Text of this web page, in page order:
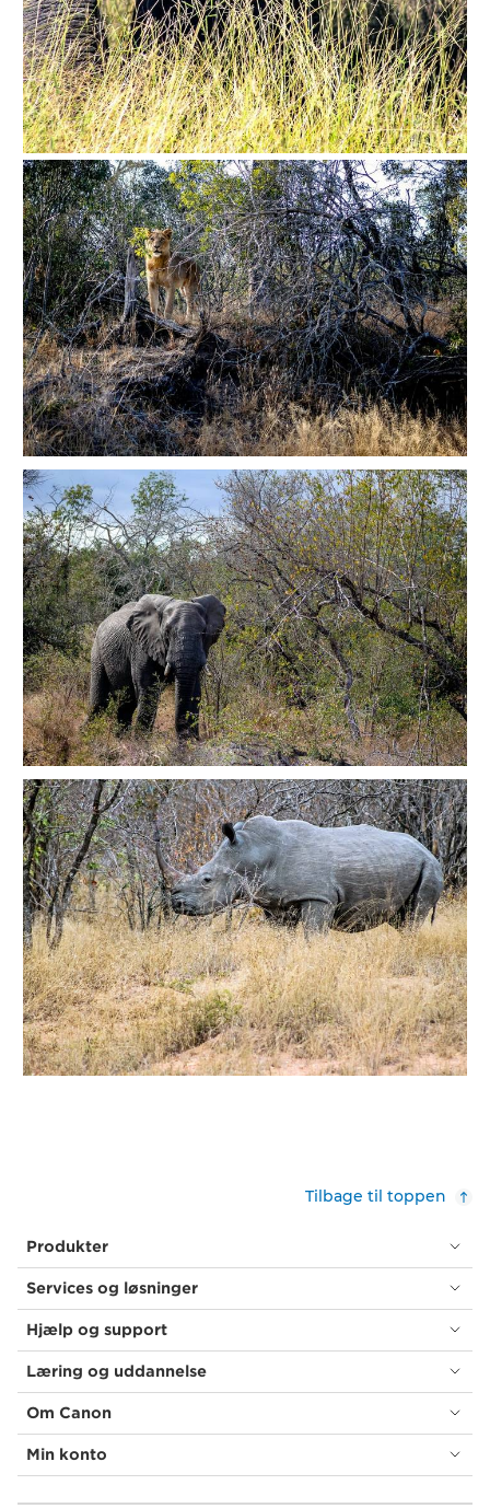
Tilbage til toppen
Produkter
Services og løsninger
Hjælp og support
Læring og uddannelse
Om Canon
Min konto